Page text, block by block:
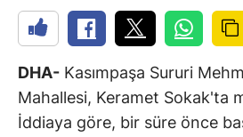
DHA- Kasımpaşa Sururi
Mahallesi, Keramet Sokak'ta
İddiaya göre, bir süre önce